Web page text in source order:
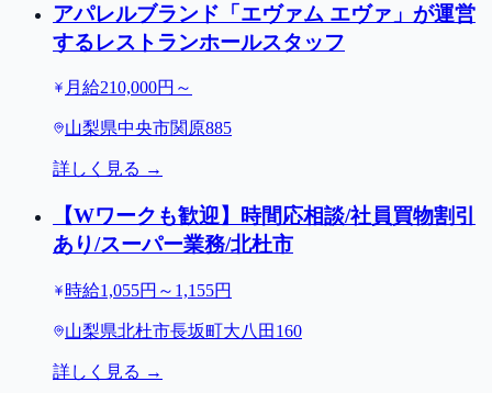
アパレルブランド「エヴァム エヴァ」が運営
するレストランホールスタッフ
月給210,000円～
山梨県中央市関原885
詳しく見る →
【Wワークも歓迎】時間応相談/社員買物割引
あり/スーパー業務/北杜市
時給1,055円～1,155円
山梨県北杜市長坂町大八田160
詳しく見る →